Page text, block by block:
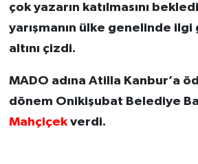
çok yazarın katılmasını
yarışmanın ülke genelinde
altını çizdi.
MADO adına Atilla Kanbur’a
dönem Onikişubat Belediye
Mahçiçekverdi.